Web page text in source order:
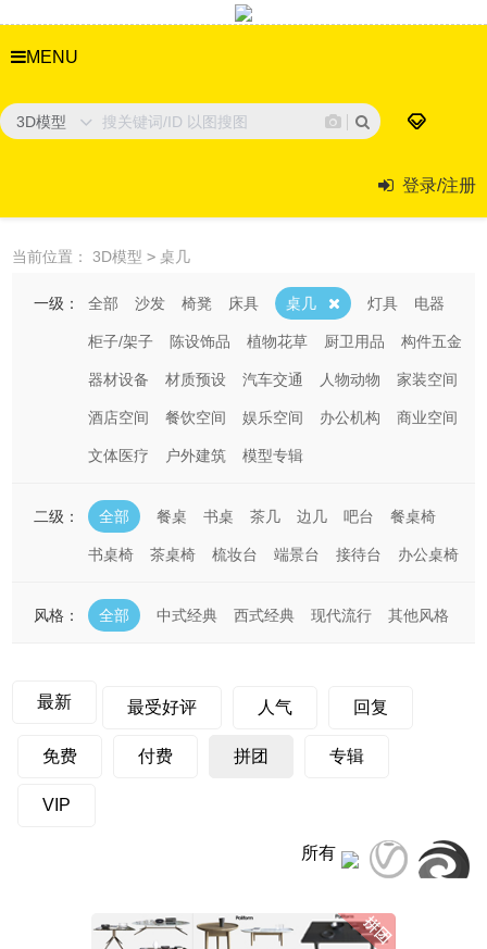
MENU
3D模型
登录/注册
当前位置： 3D模型 > 桌几
一级： 全部 沙发 椅凳 床具 桌几 灯具 电器
柜子/架子 陈设饰品 植物花草 厨卫用品 构件五金
器材设备 材质预设 汽车交通 人物动物 家装空间
酒店空间 餐饮空间 娱乐空间 办公机构 商业空间
文体医疗 户外建筑 模型专辑
二级： 全部 餐桌 书桌 茶几 边几 吧台 餐桌椅
书桌椅 茶桌椅 梳妆台 端景台 接待台 办公桌椅
风格： 全部 中式经典 西式经典 现代流行 其他风格
最新 最受好评 人气 回复
免费 付费 拼团 专辑
VIP
所有